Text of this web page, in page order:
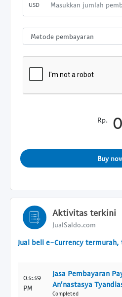
USD
Rp.
Buy
Aktivitas terkini
JualSaldo.com
Jual beli e-Currency
03:39
PM
Jasa Pembayaran
An'nastasya
Completed